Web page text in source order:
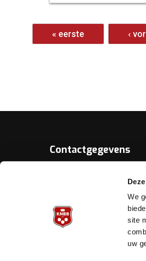
We
site
uw
« eerste
‹
Contactgegevens
Koninklijke Nederlandse
Archimedesbaan 7